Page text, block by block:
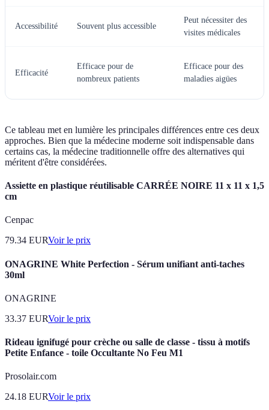
Accessibilité Souvent plus accessible
Peut nécessiter des
visites médicales
Efficacité
Efficace pour de
nombreux patients
Efficace pour des
maladies aigües
Ce tableau met en lumière les principales différences entre ces deux
approches. Bien que la médecine moderne soit indispensable dans
certains cas, la médecine traditionnelle offre des alternatives qui
méritent d'être considérées.
Assiette en plastique réutilisable CARRÉE NOIRE 11 x 11 x 1,5
cm
Cenpac
79.34 EURVoir le prix
ONAGRINE White Perfection - Sérum unifiant anti-taches
30ml
ONAGRINE
33.37 EURVoir le prix
Rideau ignifugé pour crèche ou salle de classe - tissu à motifs
Petite Enfance - toile Occultante No Feu M1
Prosolair.com
24.18 EURVoir le prix